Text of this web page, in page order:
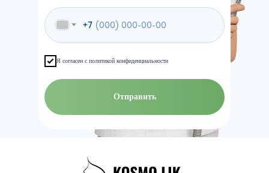
+7
Я согласен с политикой конфиденциальности
Отправить